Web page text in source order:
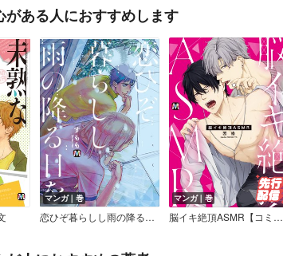
がある人におすすめします
マンガ｜巻
恋ひぞ暮らしし雨の降る日を
マンガ｜巻
脳イキ絶頂ASMR【コミックス版】